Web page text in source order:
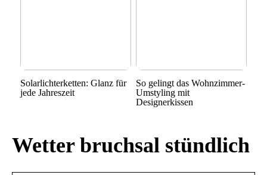
Solarlichterketten: Glanz für
jede Jahreszeit
So gelingt das Wohnzimmer-
Umstyling mit
Designerkissen
Wetter bruchsal stündlich